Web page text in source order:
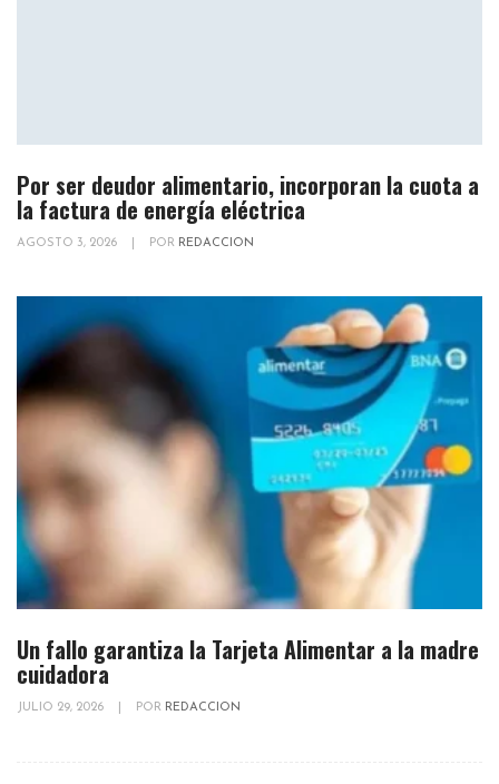
Por ser deudor alimentario, incorporan la cuota a
la factura de energía eléctrica
AGOSTO 3, 2026 POR REDACCION
Un fallo garantiza la Tarjeta Alimentar a la madre
cuidadora
JULIO 29, 2026 POR REDACCION